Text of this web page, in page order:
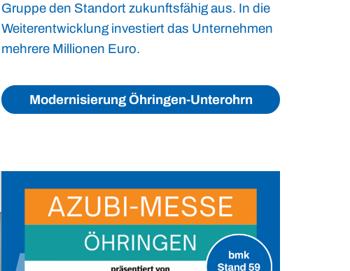
Gruppe den Standort zukunftsfähig aus. In die
Weiterentwicklung investiert das Unternehmen
mehrere Millionen Euro.
Modernisierung Öhringen-Unterohrn